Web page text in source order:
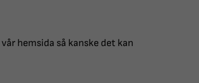
hemsida så kanske det kan